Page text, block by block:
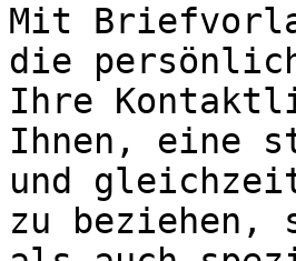
Mit
die
Ihre
Ihnen, eine
und
zu beziehen,